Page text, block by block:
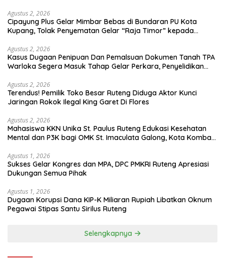
Agustus 2, 2026
Cipayung Plus Gelar Mimbar Bebas di Bundaran PU Kota
Kupang, Tolak Penyematan Gelar “Raja Timor” kepada
Agustus 2, 2026
Kasus Dugaan Penipuan Dan Pemalsuan Dokumen Tanah TPA
Warloka Segera Masuk Tahap Gelar Perkara, Penyelidikan
Agustus 2, 2026
Terendus! Pemilik Toko Besar Ruteng Diduga Aktor Kunci
Jaringan Rokok Ilegal King Garet Di Flores
Agustus 2, 2026
Mahasiswa KKN Unika St. Paulus Ruteng Edukasi Kesehatan
Mental dan P3K bagi OMK St. Imaculata Galong, Kota Komba
Agustus 1, 2026
Sukses Gelar Kongres dan MPA, DPC PMKRI Ruteng Apresiasi
Dukungan Semua Pihak
Agustus 1, 2026
Dugaan Korupsi Dana KIP-K Miliaran Rupiah Libatkan Oknum
Pegawai Stipas Santu Sirilus Ruteng
Selengkapnya